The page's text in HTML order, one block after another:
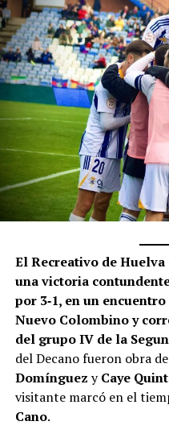
El Recreativo de
una victoria
por 3‑1, en un
Nuevo Colombino y
del grupo IV de la
del Decano fueron obra de
Domínguez yCaye
visitante marcó en el
Cano.